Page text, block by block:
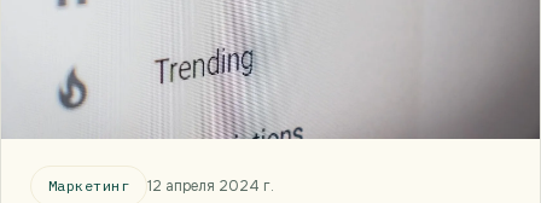
Маркетинг 12 апреля 2024 г.